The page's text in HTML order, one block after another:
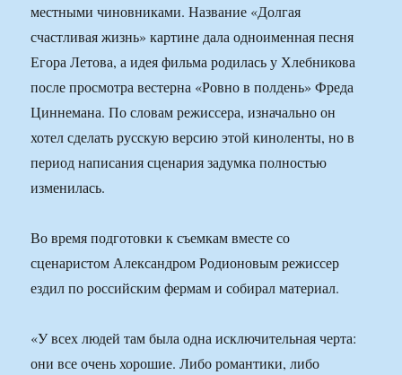
местными чиновниками. Название «Долгая
счастливая жизнь» картине дала одноименная песня
Егора Летова, а идея фильма родилась у Хлебникова
после просмотра вестерна «Ровно в полдень» Фреда
Циннемана. По словам режиссера, изначально он
хотел сделать русскую версию этой киноленты, но в
период написания сценария задумка полностью
изменилась.
Во время подготовки к съемкам вместе со
сценаристом Александром Родионовым режиссер
ездил по российским фермам и собирал материал.
«У всех людей там была одна исключительная черта:
они все очень хорошие. Либо романтики, либо